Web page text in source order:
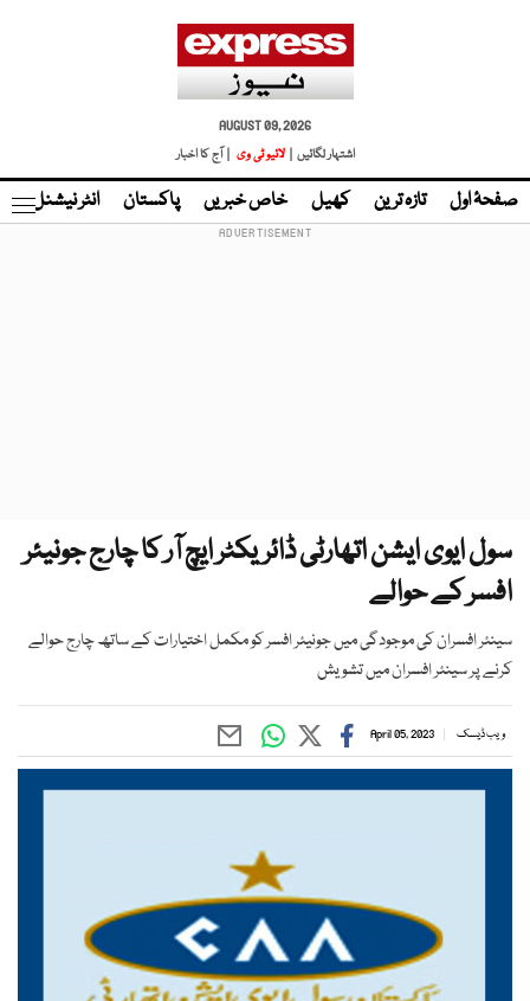
AUGUST 09, 2026
اشتہار لگائیں |
لائیو ٹی وی | آج کا اخبار
صفحۂ اول تازہ ترین کھیل خاص خبریں پاکستان انٹر نیشنل
سول ایوی ایشن اتھارٹی ڈائریکٹر ایچ آر کا چارج جونیئر
افسر کے حوالے
سینئر افسران کی موجودگی میں جونیئر افسر کو مکمل اختیارات کے ساتھ چارج حوالے
کرنے پر سینئر افسران میں تشویش
ویب ڈیسک April 05, 2023